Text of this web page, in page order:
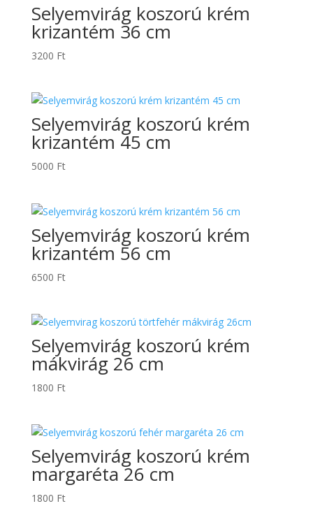
Selyemvirág koszorú krém
krizantém 36 cm
3200 Ft
Selyemvirág koszorú krém
krizantém 45 cm
5000 Ft
Selyemvirág koszorú krém
krizantém 56 cm
6500 Ft
Selyemvirág koszorú krém
mákvirág 26 cm
1800 Ft
Selyemvirág koszorú krém
margaréta 26 cm
1800 Ft